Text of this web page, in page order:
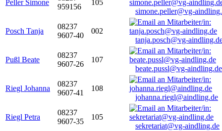
Peller Simone
959156
105
simone.peller@vg-
Posch Tanja
08237
9607-40
002
tanja.posch@vg-
Pußl Beate
08237
9607-26
107
beate.pussl@vg-aindling.de
Riegl Johanna
08237
9607-41
108
johanna.riegl@aindling.de
Riegl Petra
08237
9607-35
105
sekretariat@vg-aindling.de